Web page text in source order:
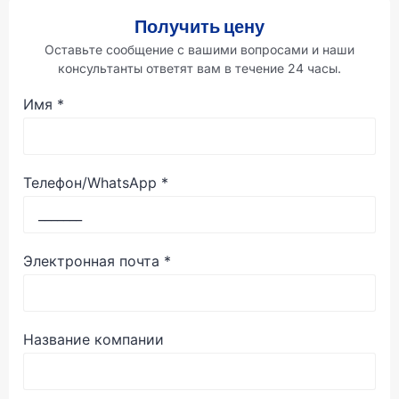
Получить цену
Оставьте сообщение с вашими вопросами и наши
консультанты ответят вам в течение 24 часы.
Имя *
Телефон/WhatsApp *
Электронная почта *
Название компании